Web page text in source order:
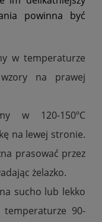
powinna być
w temperaturze
na prawej
w 120-150ºC
na lewej stronie.
prasować przez
żelazko.
sucho lub lekko
90-